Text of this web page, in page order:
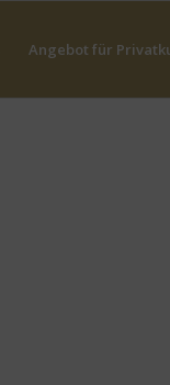
Angebot für